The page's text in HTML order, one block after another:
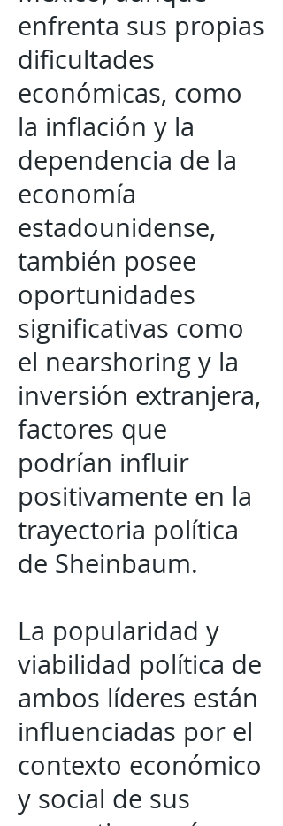
enfrenta sus propias
dificultades
económicas, como
la inflación y la
dependencia de la
economía
estadounidense,
también posee
oportunidades
significativas como
el nearshoring y la
inversión extranjera,
factores que
podrían influir
positivamente en la
trayectoria política
de Sheinbaum.
La popularidad y
viabilidad política de
ambos líderes están
influenciadas por el
contexto económico
y social de sus